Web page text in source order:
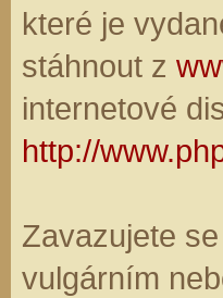
které je
stáhnout z
internetové
http://
Zavazujete
vulgárním